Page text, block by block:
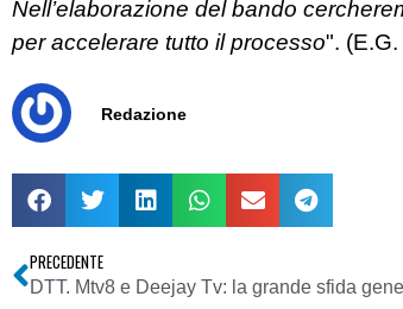
Nell’elaborazione del bando
per accelerare tutto il processo".
Redazione
PRECEDENTE
DTT. Mtv8 e Deejay Tv: la grande sfida